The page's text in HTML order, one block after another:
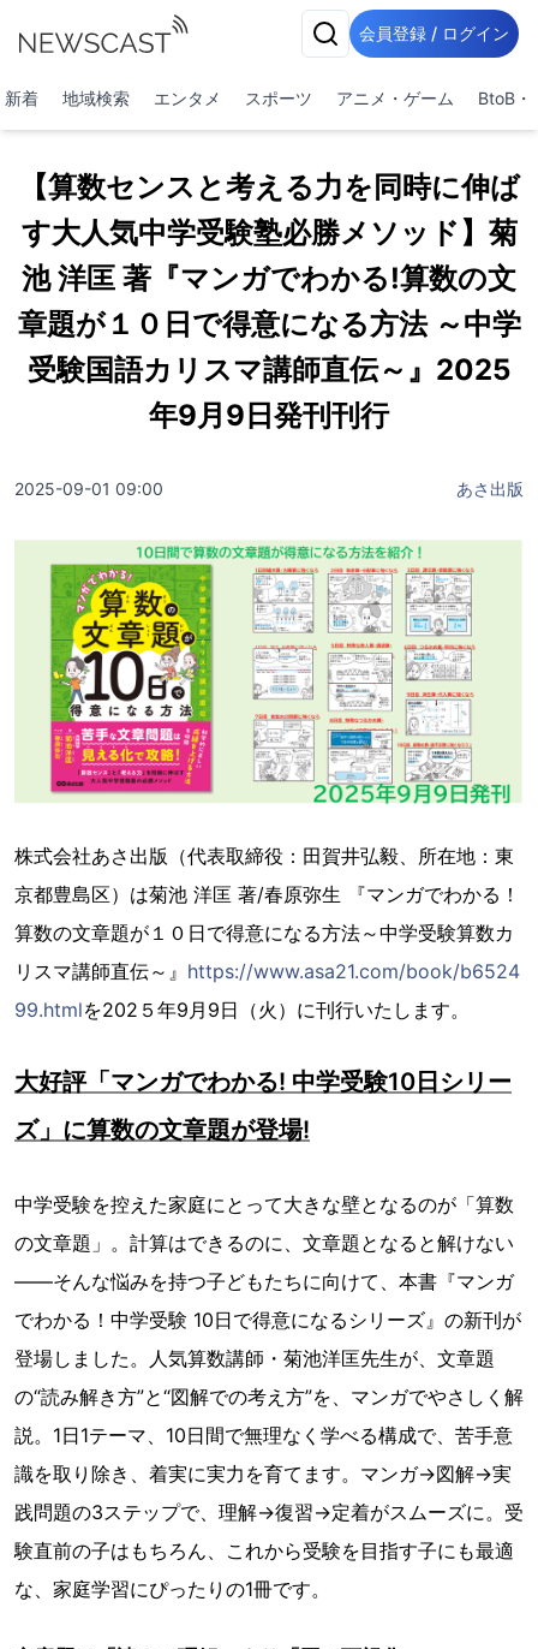
会員登録 / ログイン
新着 地域検索 エンタメ スポーツ アニメ・ゲーム BtoB・
【算数センスと考える力を同時に伸ば
す大人気中学受験塾必勝メソッド】菊
池 洋匡 著『マンガでわかる!算数の文
章題が１０日で得意になる方法 ～中学
受験国語カリスマ講師直伝～』2025
年9月9日発刊刊行
2025-09-01 09:00 あさ出版
株式会社あさ出版（代表取締役：田賀井弘毅、所在地：東
京都豊島区）は菊池 洋匡 著/春原弥生 『マンガでわかる！
算数の文章題が１０日で得意になる方法～中学受験算数カ
リスマ講師直伝～』 https://www.asa21.com/book/b6524
99.htmlを202５年9月9日（火）に刊行いたします。
大好評「マンガでわかる! 中学受験10日シリー
ズ」に算数の文章題が登場!
中学受験を控えた家庭にとって大きな壁となるのが「算数
の文章題」。計算はできるのに、文章題となると解けない
——そんな悩みを持つ子どもたちに向けて、本書『マンガ
でわかる！中学受験 10日で得意になるシリーズ』の新刊が
登場しました。人気算数講師・菊池洋匡先生が、文章題
の“読み解き方”と“図解での考え方”を、マンガでやさしく解
説。1日1テーマ、10日間で無理なく学べる構成で、苦手意
識を取り除き、着実に実力を育てます。マンガ→図解→実
践問題の3ステップで、理解→復習→定着がスムーズに。受
験直前の子はもちろん、これから受験を目指す子にも最適
な、家庭学習にぴったりの1冊です。